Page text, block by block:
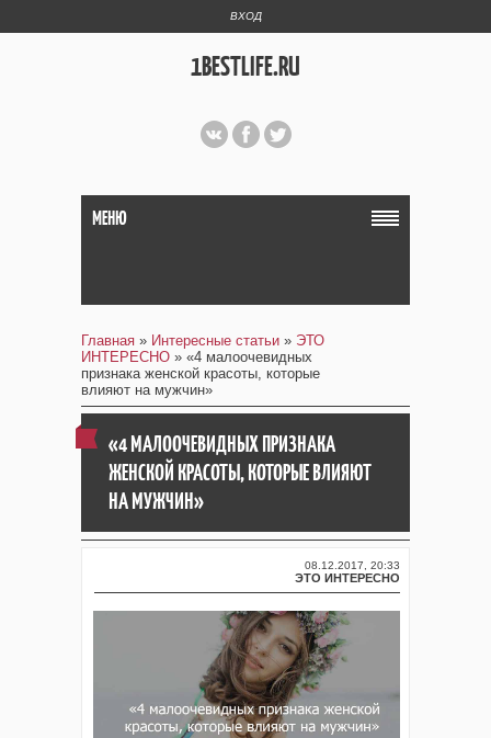
ВХОД
1BESTLIFE.RU
МЕНЮ
Главная » Интересные статьи » ЭТО
ИНТЕРЕСНО » «4 малоочевидных
признака женской красоты, которые
влияют на мужчин»
«4 МАЛООЧЕВИДНЫХ ПРИЗНАКА
ЖЕНСКОЙ КРАСОТЫ, КОТОРЫЕ ВЛИЯЮТ
НА МУЖЧИН»
08.12.2017, 20:33
ЭТО ИНТЕРЕСНО